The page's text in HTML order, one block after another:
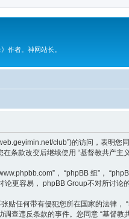
作者。神网站长。
club”)的访问，表
条款改变后继续使用 “基督教共产主
， “phpBB 组”，
论更容易， phpBB Group不对所讨
任何带有侵犯您所在国家的法律
查违反条款的事件。您同意 “基督